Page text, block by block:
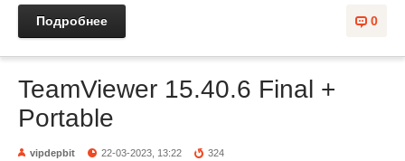
0
Подробнее
TeamViewer 15.40.6 Final +
Portable
vipdepbit 22-03-2023, 13:22 324